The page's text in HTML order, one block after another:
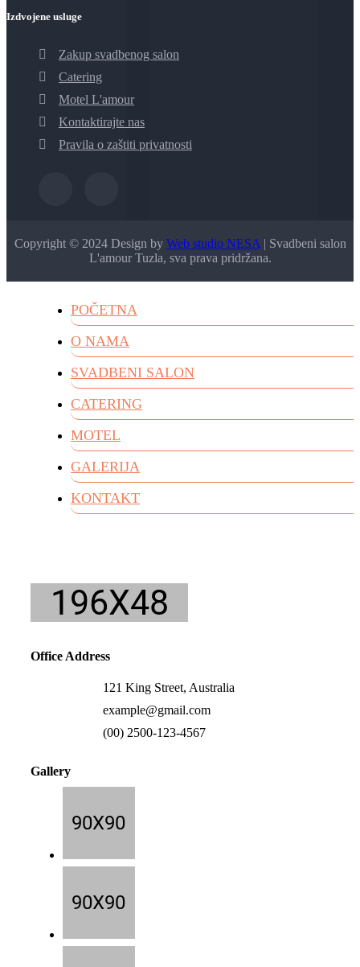
Izdvojene usluge
Zakup svadbenog salon
Catering
Motel L'amour
Kontaktirajte nas
Pravila o zaštiti privatnosti
Copyright © 2024 Design by Web studio NESA | Svadbeni salon
L'amour Tuzla, sva prava pridržana.
POČETNA
O NAMA
SVADBENI SALON
CATERING
MOTEL
GALERIJA
KONTAKT
Office Address
121 King Street, Australia
example@gmail.com
(00) 2500-123-4567
Gallery